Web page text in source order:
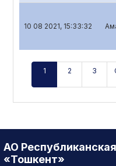
10 08 2021, 15:33:32
1 2 3
АО
«Тошкент»